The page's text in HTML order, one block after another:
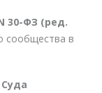
30-ФЗ (ред.
сообщества в